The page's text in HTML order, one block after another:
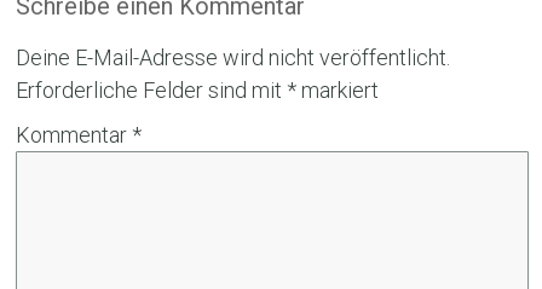
Deine E-Mail-Adresse wird nicht veröffentlicht.
Erforderliche Felder sind mit * markiert
Kommentar *